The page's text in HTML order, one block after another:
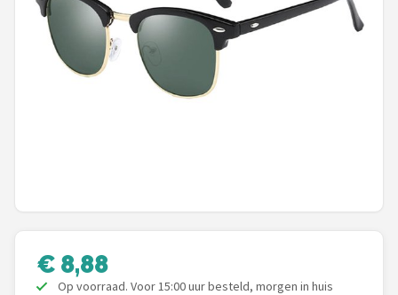
Kingseven
Sinner
Maesy
Fako Sunglasses®
€ 8,88
Op voorraad. Voor 15:00 uur besteld, morgen in huis